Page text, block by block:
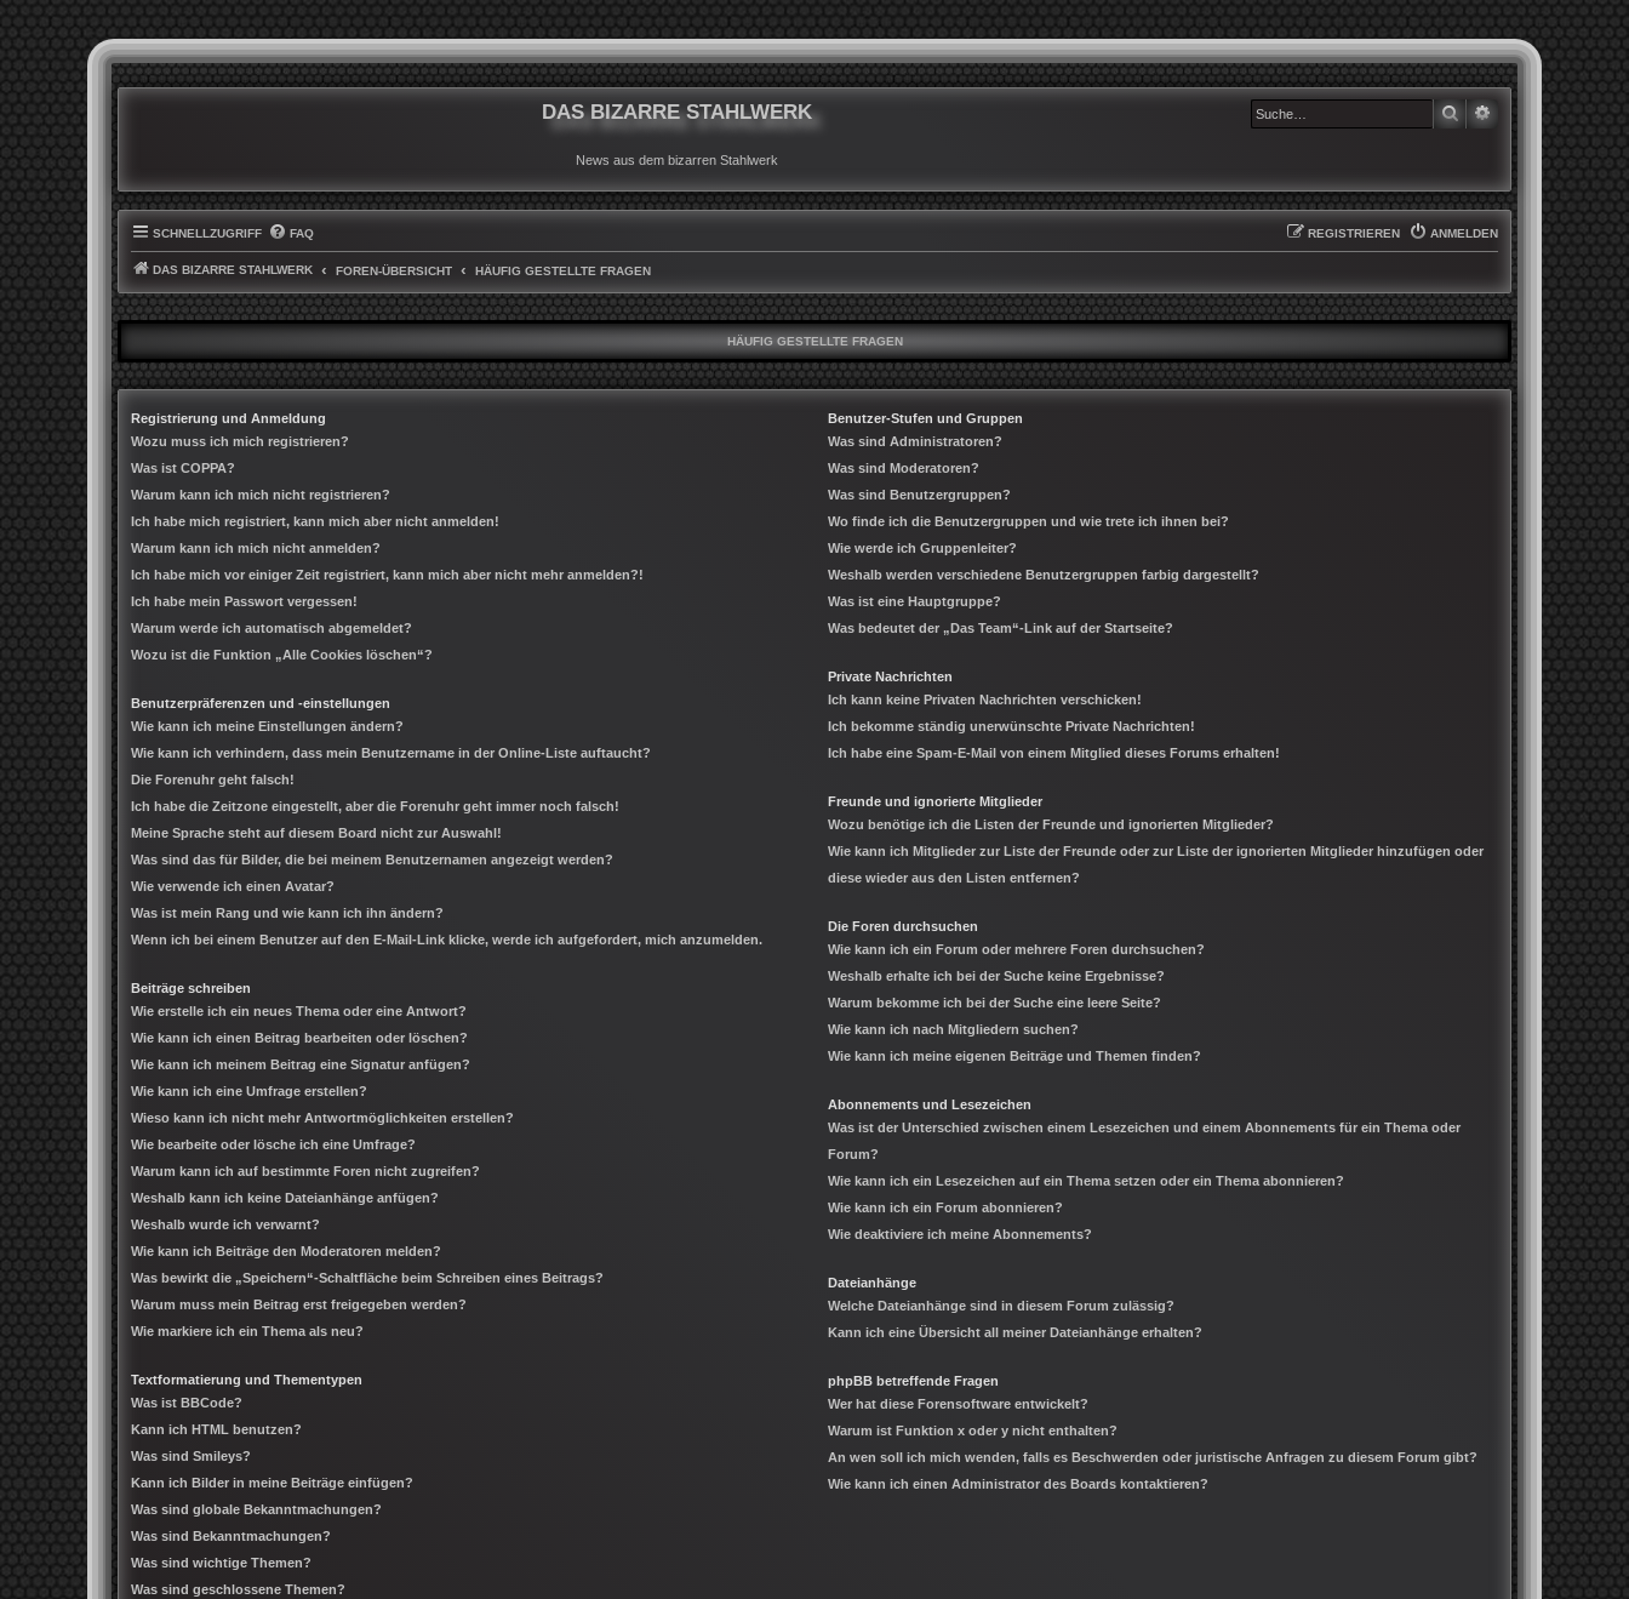
DAS BIZARRE STAHLWERK
News aus dem bizarren Stahlwerk
SUCHE
SCHNELLZUGRIFF FAQ ANMELDEN
REGISTRIEREN
DAS BIZARRE STAHLWERK FOREN-ÜBERSICHT HÄUFIG GESTELLTE FRAGEN
HÄUFIG GESTELLTE FRAGEN
Registrierung und Anmeldung
Wozu muss ich mich registrieren?
Was ist COPPA?
Warum kann ich mich nicht registrieren?
Ich habe mich registriert, kann mich aber nicht anmelden!
Warum kann ich mich nicht anmelden?
Ich habe mich vor einiger Zeit registriert, kann mich aber nicht mehr anmelden?!
Ich habe mein Passwort vergessen!
Warum werde ich automatisch abgemeldet?
Wozu ist die Funktion „Alle Cookies löschen“?
Benutzerpräferenzen und -einstellungen
Wie kann ich meine Einstellungen ändern?
Wie kann ich verhindern, dass mein Benutzername in der Online-Liste auftaucht?
Die Forenuhr geht falsch!
Ich habe die Zeitzone eingestellt, aber die Forenuhr geht immer noch falsch!
Meine Sprache steht auf diesem Board nicht zur Auswahl!
Was sind das für Bilder, die bei meinem Benutzernamen angezeigt werden?
Wie verwende ich einen Avatar?
Was ist mein Rang und wie kann ich ihn ändern?
Wenn ich bei einem Benutzer auf den E-Mail-Link klicke, werde ich aufgefordert, mich anzumelden.
Beiträge schreiben
Wie erstelle ich ein neues Thema oder eine Antwort?
Wie kann ich einen Beitrag bearbeiten oder löschen?
Wie kann ich meinem Beitrag eine Signatur anfügen?
Wie kann ich eine Umfrage erstellen?
Wieso kann ich nicht mehr Antwortmöglichkeiten erstellen?
Wie bearbeite oder lösche ich eine Umfrage?
Warum kann ich auf bestimmte Foren nicht zugreifen?
Weshalb kann ich keine Dateianhänge anfügen?
Weshalb wurde ich verwarnt?
Wie kann ich Beiträge den Moderatoren melden?
Was bewirkt die „Speichern“-Schaltfläche beim Schreiben eines Beitrags?
Warum muss mein Beitrag erst freigegeben werden?
Wie markiere ich ein Thema als neu?
Textformatierung und Thementypen
Was ist BBCode?
Kann ich HTML benutzen?
Was sind Smileys?
Kann ich Bilder in meine Beiträge einfügen?
Was sind globale Bekanntmachungen?
Was sind Bekanntmachungen?
Was sind wichtige Themen?
Was sind geschlossene Themen?
Benutzer-Stufen und Gruppen
Was sind Administratoren?
Was sind Moderatoren?
Was sind Benutzergruppen?
Wo finde ich die Benutzergruppen und wie trete ich ihnen bei?
Wie werde ich Gruppenleiter?
Weshalb werden verschiedene Benutzergruppen farbig dargestellt?
Was ist eine Hauptgruppe?
Was bedeutet der „Das Team“-Link auf der Startseite?
Private Nachrichten
Ich kann keine Privaten Nachrichten verschicken!
Ich bekomme ständig unerwünschte Private Nachrichten!
Ich habe eine Spam-E-Mail von einem Mitglied dieses Forums erhalten!
Freunde und ignorierte Mitglieder
Wozu benötige ich die Listen der Freunde und ignorierten Mitglieder?
Wie kann ich Mitglieder zur Liste der Freunde oder zur Liste der ignorierten Mitglieder hinzufügen oder
diese wieder aus den Listen entfernen?
Die Foren durchsuchen
Wie kann ich ein Forum oder mehrere Foren durchsuchen?
Weshalb erhalte ich bei der Suche keine Ergebnisse?
Warum bekomme ich bei der Suche eine leere Seite?
Wie kann ich nach Mitgliedern suchen?
Wie kann ich meine eigenen Beiträge und Themen finden?
Abonnements und Lesezeichen
Was ist der Unterschied zwischen einem Lesezeichen und einem Abonnements für ein Thema oder
Forum?
Wie kann ich ein Lesezeichen auf ein Thema setzen oder ein Thema abonnieren?
Wie kann ich ein Forum abonnieren?
Wie deaktiviere ich meine Abonnements?
Dateianhänge
Welche Dateianhänge sind in diesem Forum zulässig?
Kann ich eine Übersicht all meiner Dateianhänge erhalten?
phpBB betreffende Fragen
Wer hat diese Forensoftware entwickelt?
Warum ist Funktion x oder y nicht enthalten?
An wen soll ich mich wenden, falls es Beschwerden oder juristische Anfragen zu diesem Forum gibt?
Wie kann ich einen Administrator des Boards kontaktieren?